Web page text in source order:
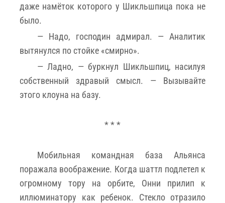
даже намёток которого у Шикльшпица пока не
было.
— Надо, господин адмирал. — Аналитик
вытянулся по стойке «смирно».
— Ладно, — буркнул Шикльшпиц, насилуя
собственный здравый смысл. — Вызывайте
этого клоуна на базу.
* * *
Мобильная командная база Альянса
поражала воображение. Когда шаттл подлетел к
огромному тору на орбите, Онни прилип к
иллюминатору как ребенок. Стекло отразило